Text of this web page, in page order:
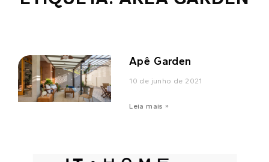
Apê Garden
10 de junho de 2021
Leia mais »